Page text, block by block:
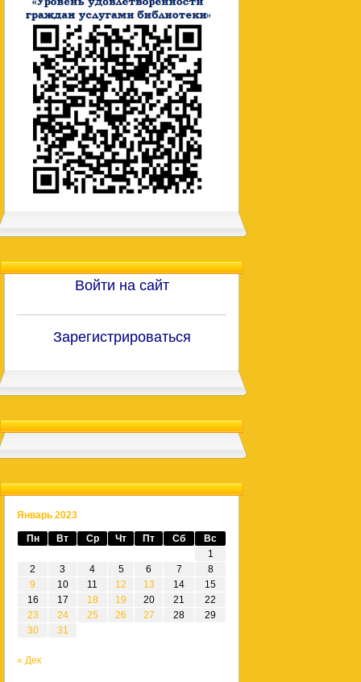
Войти на сайт
Зарегистрироваться
Январь 2023
Пн Вт Ср Чт Пт Сб
Вс
1
2
3 4 5 6 7
8
9
10 11 12 13 14
15
16
17 18 19 20 21
22
23
24 25 26 27 28
29
30
31
« Дек